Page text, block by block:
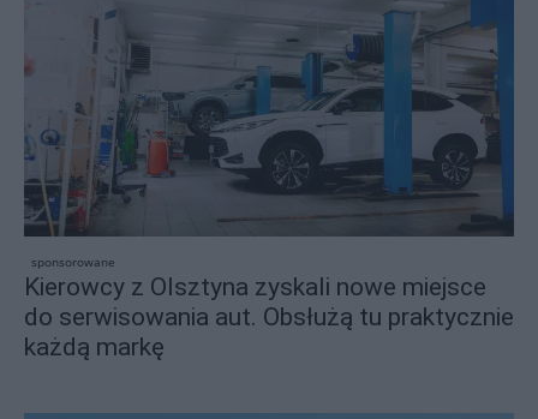
sponsorowane
Kierowcy z Olsztyna zyskali nowe miejsce
do serwisowania aut. Obsłużą tu praktycznie
każdą markę